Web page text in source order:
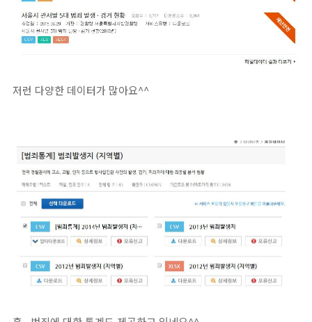
저런 다양한 데이터가 많아요^^